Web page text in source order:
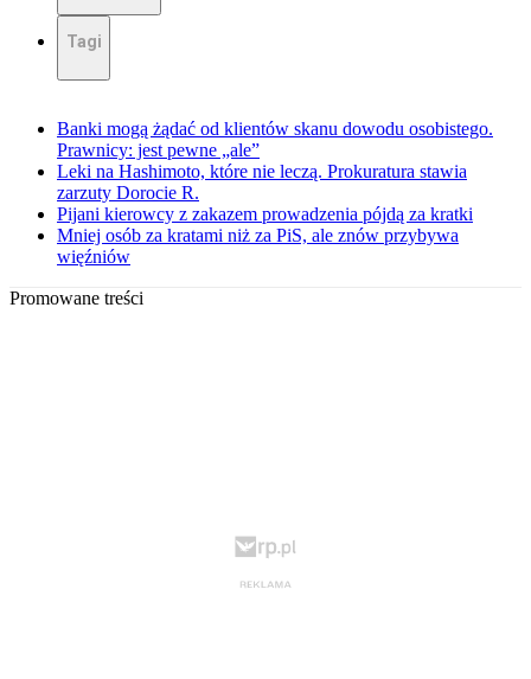
Tagi
Banki mogą żądać od klientów skanu dowodu osobistego.
Prawnicy: jest pewne „ale”
Leki na Hashimoto, które nie leczą. Prokuratura stawia
zarzuty Dorocie R.
Pijani kierowcy z zakazem prowadzenia pójdą za kratki
Mniej osób za kratami niż za PiS, ale znów przybywa
więźniów
Promowane treści